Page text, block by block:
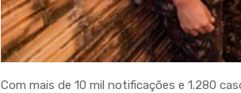
Com mais de 10 mil notificações e 1.280